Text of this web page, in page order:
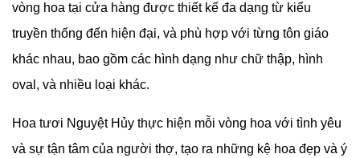
vòng hoa tại cửa hàng được thiết kế đa dạng từ kiểu
truyền thống đến hiện đại, và phù hợp với từng tôn giáo
khác nhau, bao gồm các hình dạng như chữ thập, hình
oval, và nhiều loại khác.
Hoa tươi Nguyệt Hủy thực hiện mỗi vòng hoa với tình yêu
và sự tận tâm của người thợ, tạo ra những kệ hoa đẹp và ý